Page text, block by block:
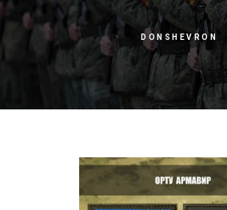
DONSHEVRON
(в/ч
Шевроны для военнослужащих